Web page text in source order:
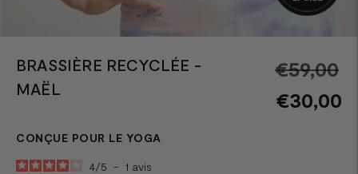
BRASSIÈRE RECYCLÉE -
MAËL
€59,00
€30,00
CONÇUE POUR LE YOGA
4/5 - 1 avis